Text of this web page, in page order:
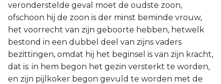
veronderstelde geval moet de oudste zoon,
ofschoon hij de zoon is der minst beminde vrouw,
het voorrecht van zijn geboorte hebben, hetwelk
bestond in een dubbel deel van zijns vaders
bezittingen, omdat hij het beginsel is van zijn kracht,
dat is: in hem begon het gezin versterkt te worden,
en zijn pijlkoker begon gevuld te worden met de